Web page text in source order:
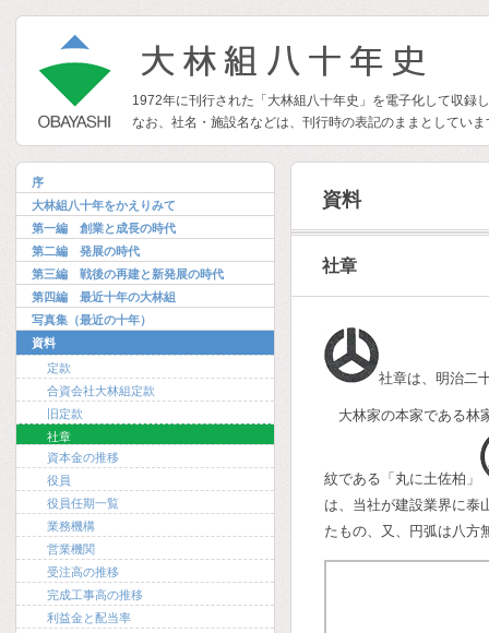
1972年に刊行された「大林組八十年史」を電子化して収録
なお、社名・施設名などは、刊行時の表記のままとしてい
序
大林組八十年をかえりみて
第一編 創業と成長の時代
第二編 発展の時代
第三編 戦後の再建と新発展の時代
第四編 最近十年の大林組
写真集（最近の十年）
資料
定款
合資会社大林組定款
旧定款
社章
資本金の推移
役員
役員任期一覧
業務機構
営業機関
受注高の推移
完成工事高の推移
利益金と配当率
資料
社章
社章は、明治二
大林家の本家である林
紋である「丸に土佐柏」
は、当社が建設業界に泰
たもの、又、円弧は八方